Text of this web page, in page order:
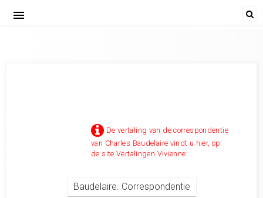
menu
De vertaling van de correspondentie
van Charles Baudelaire vindt u hier, op
de site Vertalingen Vivienne:
Baudelaire. Correspondentie